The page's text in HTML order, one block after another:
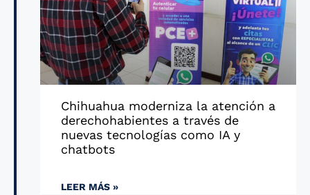
Chihuahua moderniza la atención a
derechohabientes a través de
nuevas tecnologías como IA y
chatbots
LEER MÁS »